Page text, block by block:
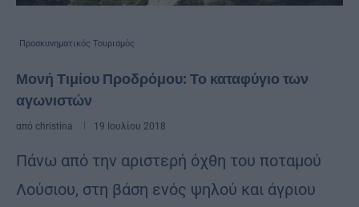
Προσκυνηματικός Τουρισμός
Μονή Τιμίου Προδρόμου: Το καταφύγιο των
αγωνιστών
από christina 19 Ιουλίου 2018
Πάνω από την αριστερή όχθη του ποταμού
Λούσιου, στη βάση ενός ψηλού και άγριου